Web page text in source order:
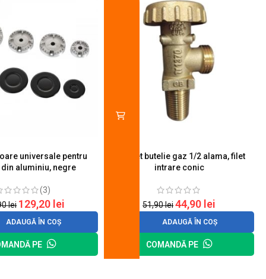
universale pentru
aluminiu, negre
(3)
lei 129,20 lei
ADAUGĂ ÎN COȘ
PE
Robinet butelie gaz 1/2 alama, filet
intrare conic
51,90lei44,90 lei
ADAUGĂ ÎN COȘ
COMANDĂ PE